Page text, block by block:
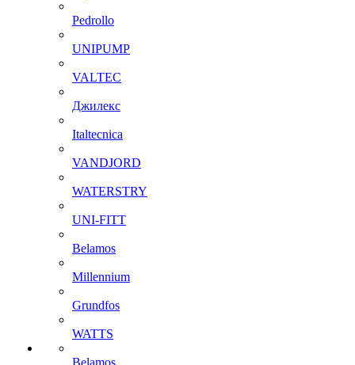
Pedrollo
UNIPUMP
VALTEC
Джилекс
Italtecnica
VANDJORD
WATERSTRY
UNI-FITT
Belamos
Millennium
Grundfos
WATTS
Belamos